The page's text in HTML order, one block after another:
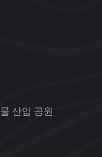
산업 공원